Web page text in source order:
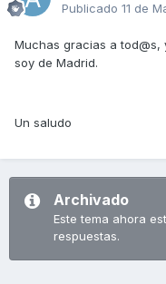
Publicado 11 de
Muchas gracias a
soy de Madrid.
Un saludo
Archivado
Este tema ahora
respuestas.